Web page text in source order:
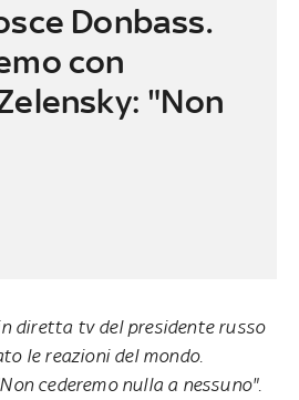
Donbass.
con
"Non
diretta tv del presidente russo
le reazioni del mondo.
cederemo nulla a nessuno".